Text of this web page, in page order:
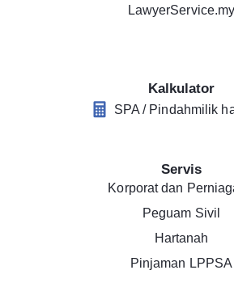
LawyerService.my
Kalkulator
SPA / Pindahmilik
Servis
Korporat dan
Peguam Sivil
Hartanah
Pinjaman LPPSA